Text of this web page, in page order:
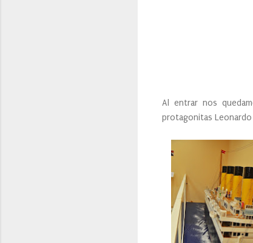
Al entrar nos
protagonitas Leonardo